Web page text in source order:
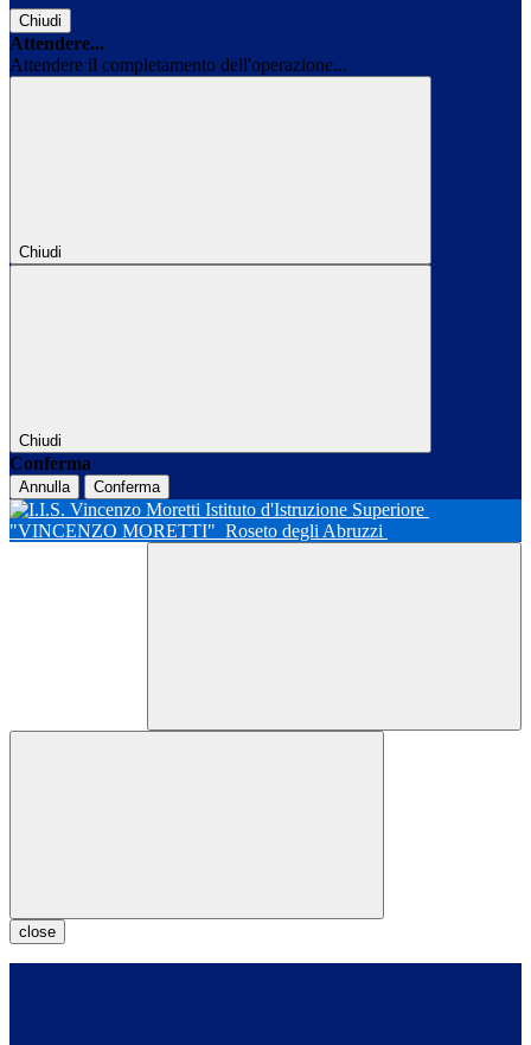
Chiudi
Attendere...
Attendere il completamento dell'operazione...
Chiudi
Chiudi
Conferma
Annulla Conferma
Istituto d'Istruzione Superiore
"VINCENZO MORETTI" Roseto degli Abruzzi
close